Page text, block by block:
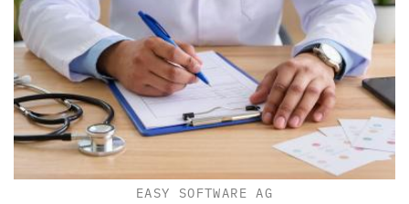
EASY SOFTWARE AG